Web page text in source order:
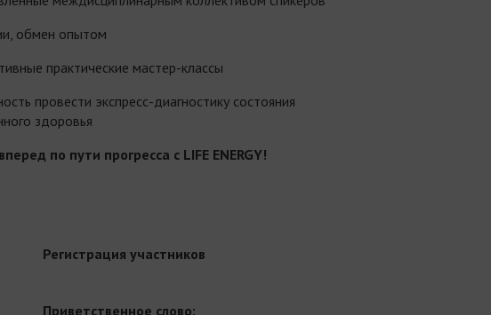
обмен опытом
практические мастер-классы
провести экспресс-диагностику состояния
здоровья
по пути прогресса с LIFE ENERGY!
Регистрация участников
Приветственное слово: